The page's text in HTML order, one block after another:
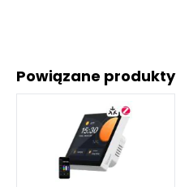
Powiązane produkty